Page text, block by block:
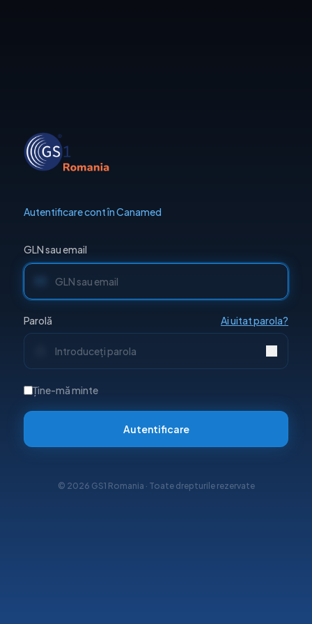
Autentificare contîn Canamed
GLN sau email
Parolă Ai uitat parola?
Ține-mă minte
Autentificare
© 2026 GS1 Romania · Toate drepturile rezervate